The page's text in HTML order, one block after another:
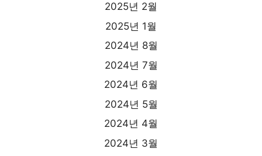
2025년 2월
2025년 1월
2024년 8월
2024년 7월
2024년 6월
2024년 5월
2024년 4월
2024년 3월